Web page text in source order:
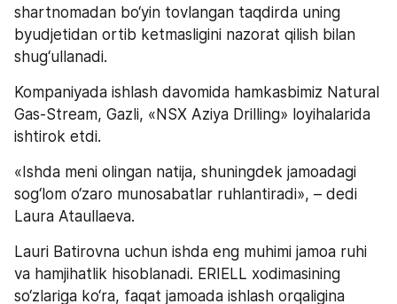
shartnomadan bo‘yin tovlangan taqdirda uning
byudjetidan ortib ketmasligini nazorat qilish bilan
shug‘ullanadi.
Kompaniyada ishlash davomida hamkasbimiz Natural
Gas-Stream, Gazli, «NSX Aziya Drilling» loyihalarida
ishtirok etdi.
«Ishda meni olingan natija, shuningdek jamoadagi
sog‘lom o‘zaro munosabatlar ruhlantiradi», – dedi
Laura Ataullaeva.
Lauri Batirovna uchun ishda eng muhimi jamoa ruhi
va hamjihatlik hisoblanadi. ERIELL xodimasining
so‘zlariga ko‘ra, faqat jamoada ishlash orqaligina